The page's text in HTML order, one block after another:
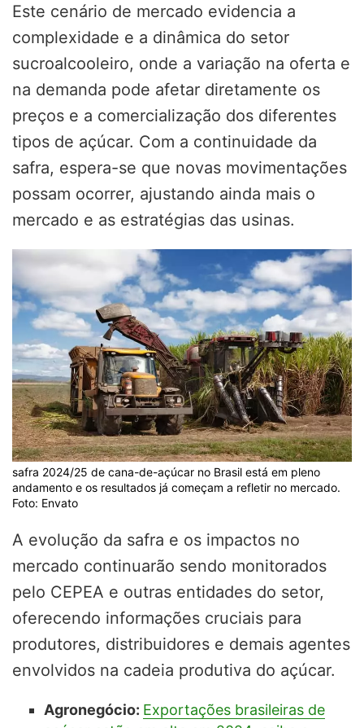
Este cenário de mercado evidencia a
complexidade e a dinâmica do setor
sucroalcooleiro, onde a variação na oferta e
na demanda pode afetar diretamente os
preços e a comercialização dos diferentes
tipos de açúcar. Com a continuidade da
safra, espera-se que novas movimentações
possam ocorrer, ajustando ainda mais o
mercado e as estratégias das usinas.
safra 2024/25 de cana-de-açúcar no Brasil está em pleno
andamento e os resultados já começam a refletir no mercado.
Foto: Envato
A evolução da safra e os impactos no
mercado continuarão sendo monitorados
pelo CEPEA e outras entidades do setor,
oferecendo informações cruciais para
produtores, distribuidores e demais agentes
envolvidos na cadeia produtiva do açúcar.
Agronegócio: Exportações brasileiras de